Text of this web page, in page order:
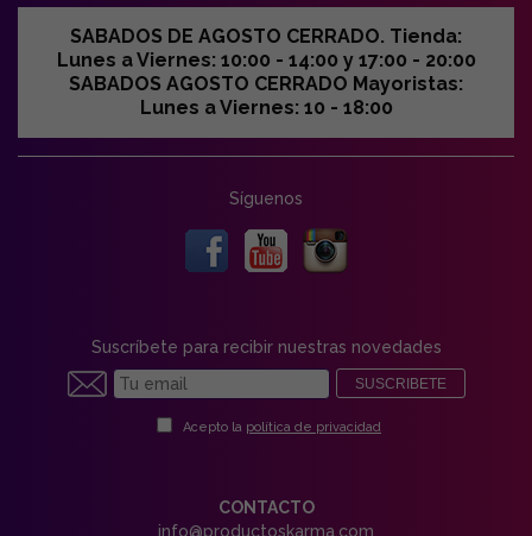
SABADOS DE AGOSTO CERRADO. Tienda:
Lunes a Viernes: 10:00 - 14:00 y 17:00 - 20:00
SABADOS AGOSTO CERRADO Mayoristas:
Lunes a Viernes: 10 - 18:00
Síguenos
Suscríbete para recibir nuestras novedades
SUSCRIBETE
Acepto la política de privacidad
CONTACTO
info@productoskarma.com